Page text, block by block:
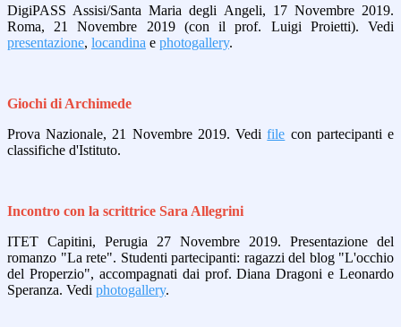
DigiPASS Assisi/Santa Maria degli Angeli, 17 Novembre 2019.
Roma, 21 Novembre 2019 (con il prof. Luigi Proietti). Vedi
presentazione, locandina e photogallery.
Giochi di Archimede
Prova Nazionale, 21 Novembre 2019. Vedifile con partecipanti e
classifiche d'Istituto.
Incontro con la scrittrice Sara Allegrini
ITET Capitini, Perugia 27 Novembre 2019. Presentazione del
romanzo "La rete". Studenti partecipanti: ragazzi del blog "L'occhio
del Properzio", accompagnati dai prof. Diana Dragoni e Leonardo
Speranza. Vedi photogallery.